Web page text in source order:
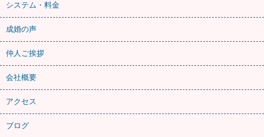
システム・料金
成婚の声
仲人ご挨拶
会社概要
アクセス
ブログ